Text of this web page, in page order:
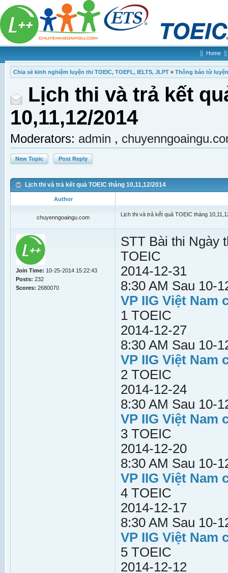
Home
Chia sẻ kinh nghiệm luyện thi TOEIC, TOEFL, IELTS, JLPT » Thông báo từ
Lịch thi và trả kết
10,11,12/2014
Moderators: admin ,
New Topic Post Reply
Lịch thi và trả kết quả TOEIC tháng 10,11,12/2014
Author
chuyenngoaingu.com Lịch thi và trả kết quả TOEIC tháng
Join Time: 10-25-2014 15:22:43
Posts: 232
Scores: 2680070
STT Bài thi Ngày
TOEIC
2014-12-31
8:30 AM Sau 10-
VP IIG Việt Nam
1 TOEIC
2014-12-27
8:30 AM Sau 10-
VP IIG Việt Nam
2 TOEIC
2014-12-24
8:30 AM Sau 10-
VP IIG Việt Nam
3 TOEIC
2014-12-20
8:30 AM Sau 10-
VP IIG Việt Nam
4 TOEIC
2014-12-17
8:30 AM Sau 10-
VP IIG Việt Nam
5 TOEIC
2014-12-12